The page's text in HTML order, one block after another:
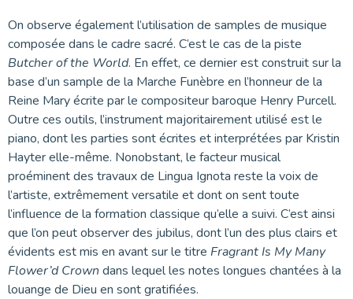
On observe également l’utilisation de samples de musique
composée dans le cadre sacré. C’est le cas de la piste
Butcher of the World. En effet, ce dernier est construit sur la
base d’un sample de la Marche Funèbre en l’honneur de la
Reine Mary écrite par le compositeur baroque Henry Purcell.
Outre ces outils, l’instrument majoritairement utilisé est le
piano, dont les parties sont écrites et interprétées par Kristin
Hayter elle-même. Nonobstant, le facteur musical
proéminent des travaux de Lingua Ignota reste la voix de
l’artiste, extrêmement versatile et dont on sent toute
l’influence de la formation classique qu’elle a suivi. C’est ainsi
que l’on peut observer des jubilus, dont l’un des plus clairs et
évidents est mis en avant sur le titre Fragrant Is My Many
Flower’d Crown dans lequel les notes longues chantées à la
louange de Dieu en sont gratifiées.